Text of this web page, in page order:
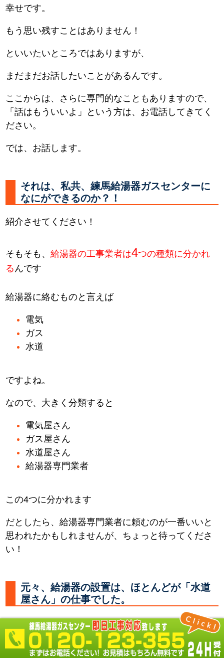
幸せです。
もう思い残すことはありません！
といいたいところではありますが、
まだまだお話したいことがあるんです。
ここからは、さらに専門的なこともありますので、
「話はもういいよ」という方は、お電話してきてく
ださい。
では、お話します。
それは、私共、練馬給湯器ガスセンターに
なにができるのか？！
紹介させてください！
そもそも、給湯器の工事業者は4つの種類に分かれ
る んです
給湯器に絡むものと言えば
電気
ガス
水道
ですよね。
なので、大きく分類すると
電気屋さん
ガス屋さん
水道屋さん
給湯器専門業者
この4つに分かれます
だとしたら、給湯器専門業者に頼むのが一番いいと
思われたかもしれませんが、ちょっと待ってくださ
い！
元々、給湯器の設置は、ほとんどが「水道
屋さん」の仕事でした。
何故なら 必要なところに水やお湯を供給する配管を
し、器具を取付るのは「水道屋さん」だからです。